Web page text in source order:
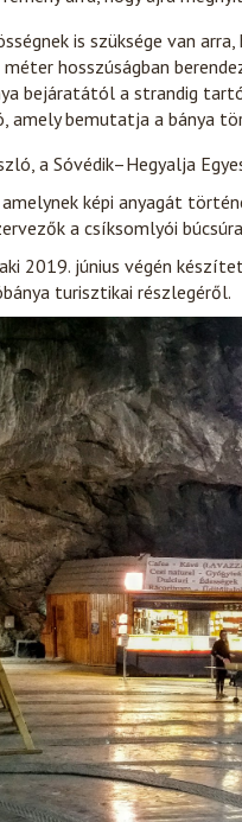
is szüksége van
hosszúságban
bejáratától a strandig
bemutatja a bánya
a Sóvédik–Hegyalja
képi anyagát
a csíksomlyói
2019. június végén
turisztikai részlegéről.